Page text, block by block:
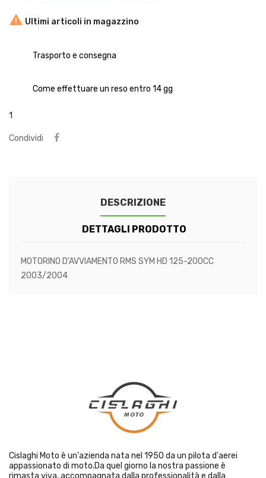
 Ultimi articoli in magazzino
Trasporto e consegna
Come effettuare un reso entro 14 gg
1
Condividi
DESCRIZIONE
DETTAGLI PRODOTTO
MOTORINO D'AVVIAMENTO RMS SYM HD 125-200CC
2003/2004
Cislaghi Moto è un'azienda nata nel 1950 da un pilota d'aerei
appassionato di moto.Da quel giorno la nostra passione è